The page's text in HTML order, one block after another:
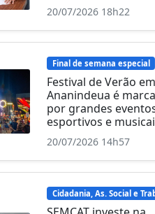
20/07/2026 18h22
Final de semana especial
Festival de Verão em
Ananindeua é
por grandes
esportivos e
20/07/2026 14h57
Cidadania, As. Social e